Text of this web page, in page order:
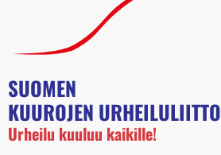
SUOMEN
KUUROJEN URHEILULIITTO
Urheilu kuuluu kaikille!